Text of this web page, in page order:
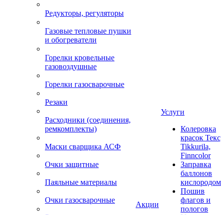
Редукторы, регуляторы
Газовые тепловые пушки
и обогреватели
Горелки кровельные
газовоздушные
Горелки газосварочные
Резаки
Расходники (соединения,
ремкомплекты)
Маски сварщика АСФ
Очки защитные
Паяльные материалы
Очки газосварочные
Акции
Услуги
Колеровка
красок
Tikkurila,
Finncolor
Заправка
баллонов
кислородом
Пошив
флагов и
пологов